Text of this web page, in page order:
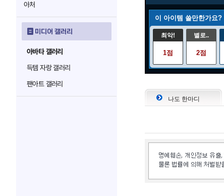
아처
미디어 갤러리
아바타 갤러리
득템 자랑 갤러리
팬아트 갤러리
이 아이템 쓸만한가요?
최악!
1점
별로..
2점
나도 한마디